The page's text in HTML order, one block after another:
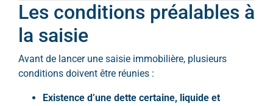
Les conditions préalables à
la saisie
Avant de lancer une saisie immobilière, plusieurs
conditions doivent être réunies :
Existence d’une dette certaine, liquide et